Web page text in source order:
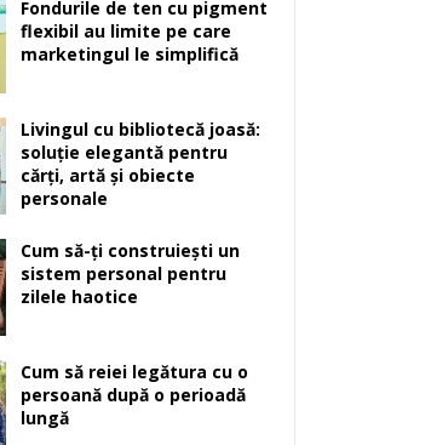
Fondurile de ten cu pigment
flexibil au limite pe care
marketingul le simplifică
Livingul cu bibliotecă joasă:
soluție elegantă pentru
cărți, artă și obiecte
personale
Cum să-ți construiești un
sistem personal pentru
zilele haotice
Cum să reiei legătura cu o
persoană după o perioadă
lungă